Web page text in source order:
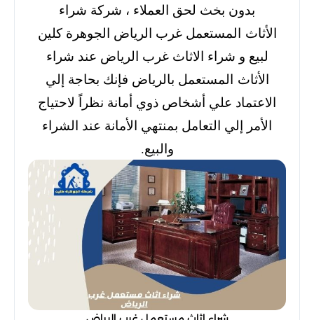
بدون بخث لحق العملاء ، شركة شراء
الأثاث المستعمل غرب الرياض الجوهرة كلين
لبيع و شراء الاثاث غرب الرياض عند شراء
الأثاث المستعمل بالرياض فإنك بحاجة إلي
الاعتماد علي أشخاص ذوي أمانة نظراً لاحتياج
الأمر إلي التعامل بمنتهي الأمانة عند الشراء
والبيع.